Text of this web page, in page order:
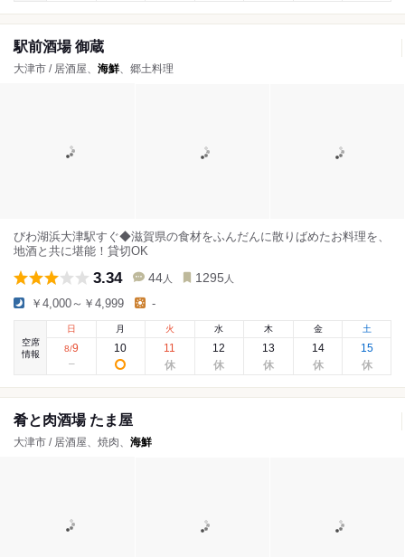
駅前酒場 御蔵
大津市 / 居酒屋、 海鮮、郷土料理
びわ湖浜大津駅すぐ◆滋賀県の食材をふんだんに散りばめたお料理を、
地酒と共に堪能！貸切OK
3.34 44 人 1295 人
￥4,000～￥4,999 -
空席
情報
日
8/9
月
10
火
11
水
12
木
13
金
14
土
15
肴と肉酒場 たま屋
大津市 / 居酒屋、焼肉、 海鮮